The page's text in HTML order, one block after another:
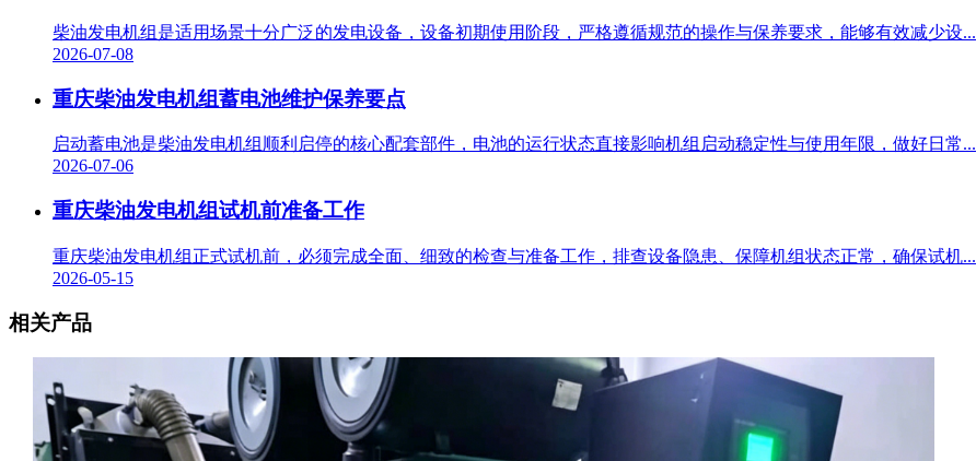
柴油发电机组是适用场景十分广泛的发电设备，设备初期使用阶段，严格遵循规范的操作与保养要求，能够有效减少设...
2026-07-08
重庆柴油发电机组蓄电池维护保养要点
启动蓄电池是柴油发电机组顺利启停的核心配套部件，电池的运行状态直接影响机组启动稳定性与使用年限，做好日常...
2026-07-06
重庆柴油发电机组试机前准备工作
重庆柴油发电机组正式试机前，必须完成全面、细致的检查与准备工作，排查设备隐患、保障机组状态正常，确保试机...
2026-05-15
相关产品